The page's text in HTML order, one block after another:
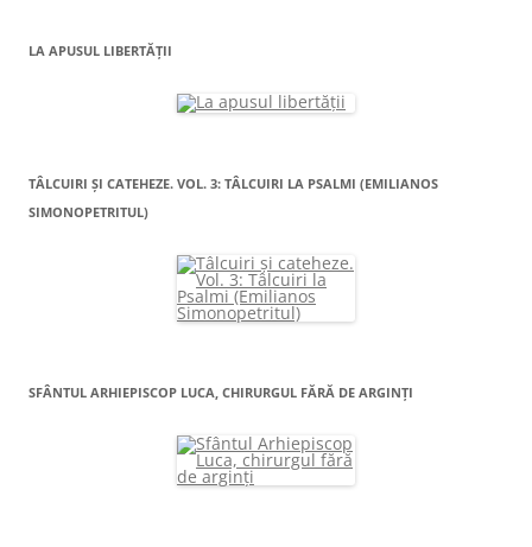
LA APUSUL LIBERTĂŢII
TÂLCUIRI ŞI CATEHEZE. VOL. 3: TÂLCUIRI LA PSALMI (EMILIANOS
SIMONOPETRITUL)
SFÂNTUL ARHIEPISCOP LUCA, CHIRURGUL FĂRĂ DE ARGINŢI